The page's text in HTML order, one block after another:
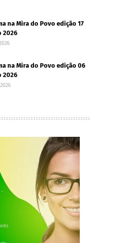
na Mira do Povo edição 17
2026
na Mira do Povo edição 06
2026